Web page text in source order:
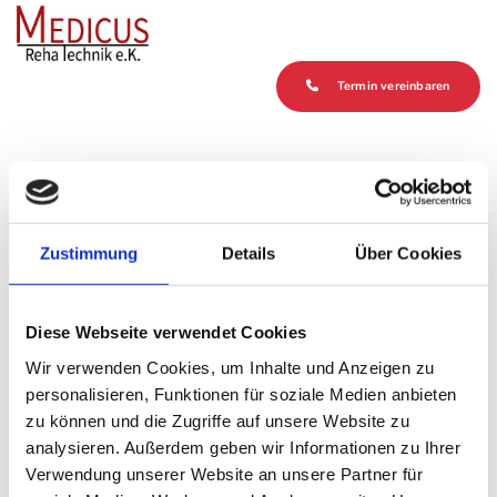
Zustimmung Details Über Cookies
Diese Webseite verwendet Cookies
Wir verwenden Cookies, um Inhalte und Anzeigen zu
personalisieren, Funktionen für soziale Medien anbieten
zu können und die Zugriffe auf unsere Website zu
analysieren. Außerdem geben wir Informationen zu Ihrer
Verwendung unserer Website an unsere Partner für
Zum Inhalt springen
Termin vereinbaren
Impressum
Medicus Rehatechnik e.K.
Am Laxtener Esch 9b
Telefon:+4959159948
E-Mail:info@medicus-rehatechnik.de
Inhaber/Geschäftsführer: Michael Kleymeier
USt-ID: DE323831762